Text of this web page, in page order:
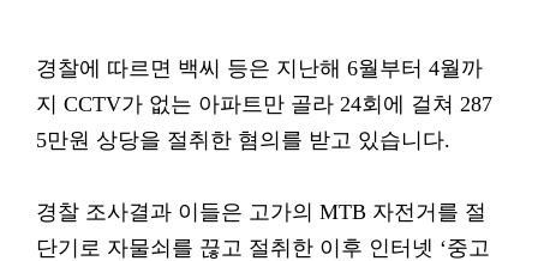
경찰에 따르면 백씨 등은 지난해 6월부터 4월까
지 CCTV가 없는 아파트만 골라 24회에 걸쳐 287
5만원 상당을 절취한 혐의를 받고 있습니다.
경찰 조사결과 이들은 고가의 MTB 자전거를 절
단기로 자물쇠를 끊고 절취한 이후 인터넷 ‘중고